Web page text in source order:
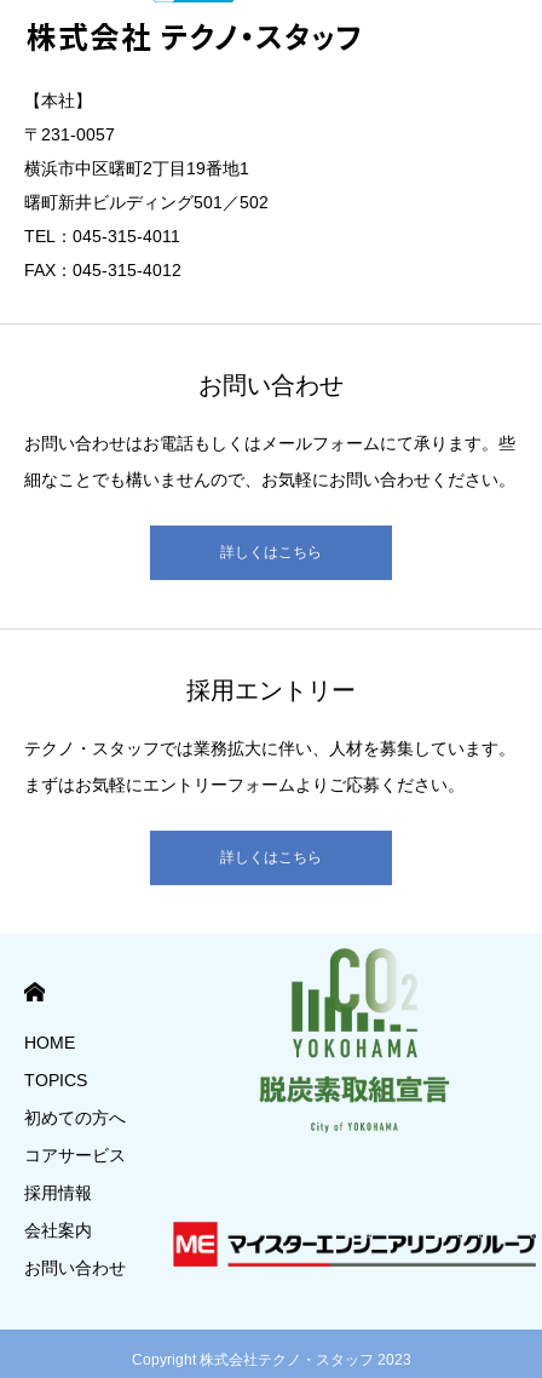
【本社】
〒231-0057
横浜市中区曙町2丁目19番地1
曙町新井ビルディング501／502
TEL：045-315-4011
FAX：045-315-4012
お問い合わせ
お問い合わせはお電話もしくはメールフォームにて承ります。些
細なことでも構いませんので、お気軽にお問い合わせください。
詳しくはこちら
採用エントリー
テクノ・スタッフでは業務拡大に伴い、人材を募集しています。
まずはお気軽にエントリーフォームよりご応募ください。
詳しくはこちら
HOME
TOPICS
初めての方へ
コアサービス
採用情報
会社案内
お問い合わせ
Copyright 株式会社テクノ・スタッフ 2023